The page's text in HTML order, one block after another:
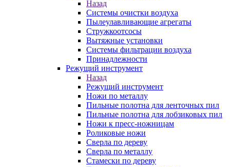
Назад
Системы очистки воздуха
Пылеулавливающие агрегаты
Стружкоотсосы
Вытяжные установки
Системы фильтрации воздуха
Принадлежности
Режущий инструмент
Назад
Режущий инструмент
Ножи по металлу
Пильные полотна для ленточных пил
Пильные полотна для лобзиковых пил
Ножи к пресс-ножницам
Роликовые ножи
Сверла по дереву
Сверла по металлу
Стамески по дереву